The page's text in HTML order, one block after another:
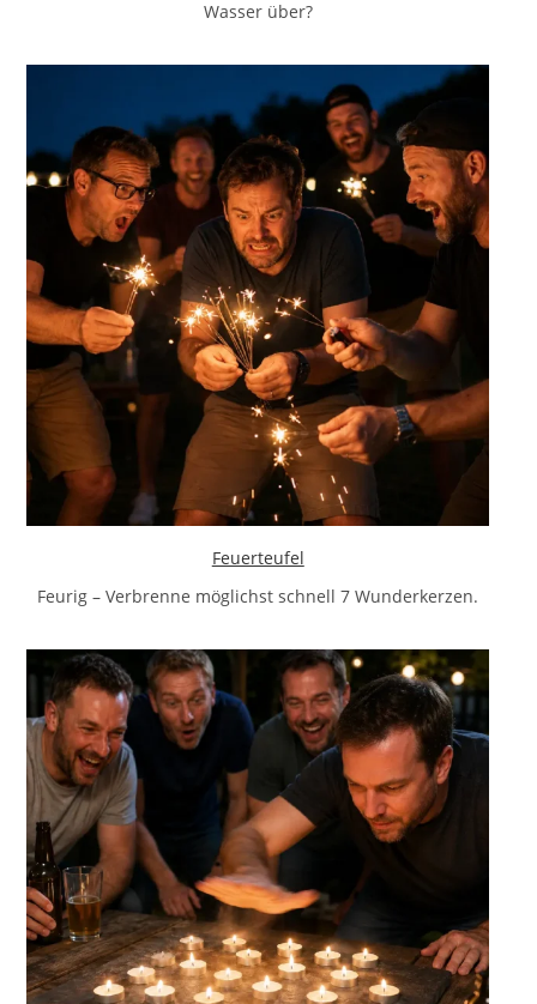
Wasser über?
Feuerteufel
Feurig – Verbrenne möglichst schnell 7 Wunderkerzen.